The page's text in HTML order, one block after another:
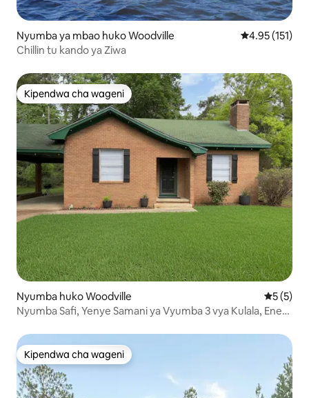
Nyumba ya mbao huko Woodville Ukadiriaji wa
4.95 (151)
Chillin tu kando ya Ziwa
Kipendwa cha wageni
Kipendwa cha wageni
Nyumba huko Woodville
5 (5)
Nyumba Safi, Yenye Samani ya Vyumba 3 vya Kulala, Eneo
Kipendwa cha wageni
Kipendwa cha wageni